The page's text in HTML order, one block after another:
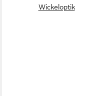
Wickeloptik